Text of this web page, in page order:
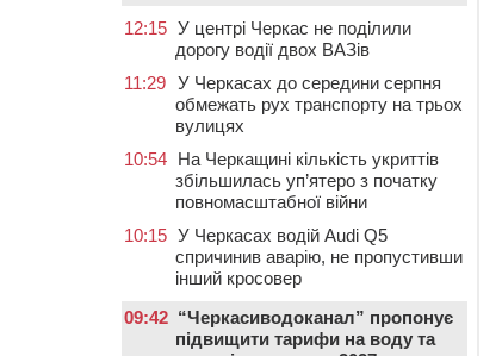
12:15 У центрі Черкас не поділили
дорогу водії двох ВАЗів
11:29 У Черкасах до середини серпня
обмежать рух транспорту на трьох
вулицях
10:54 На Черкащині кількість укриттів
збільшилась уп’ятеро з початку
повномасштабної війни
10:15 У Черкасах водій Audi Q5
спричинив аварію, не пропустивши
інший кросовер
09:42 “Черкасиводоканал” пропонує
підвищити тарифи на воду та